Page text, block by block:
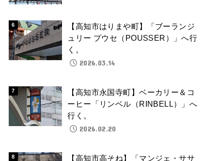
【高知市はりまや町】「ブーランジ
ュリー プウセ（POUSSER）」へ行
く。
2026.03.14
【高知市永国寺町】ベーカリー＆コ
ーヒー「リンベル（RINBELL）」へ
行く。
2026.02.20
【高知市高そね】「マンジェ・ササ